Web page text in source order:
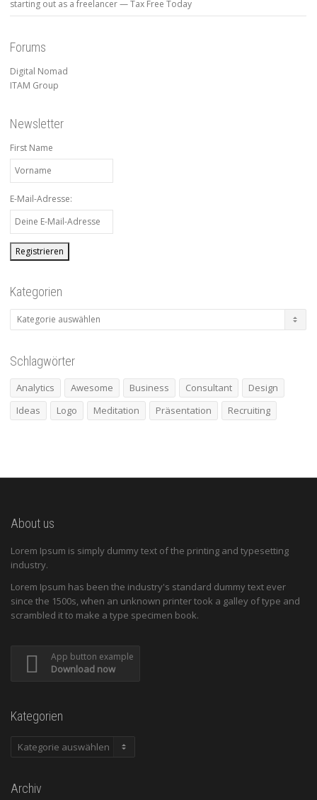
starting out as a freelancer — Tax Free Today
Forums
Digital Nomad
ITAM Group
Newsletter
First Name
E-Mail-Adresse:
Kategorien
Kategorien
Schlagwörter
Analytics Awesome Business Consultant
Design
Ideas
Logo Meditation Präsentation Recruiting
About us
Lorem Ipsum is simply dummy text of the printing and typesetting
industry.
Lorem Ipsum has been the industry's standard dummy text ever
since the 1500s, when an unknown printer took a galley of type and
scrambled it to make a type specimen book.
App button example
Download now
Kategorien
Kategorien
Archiv